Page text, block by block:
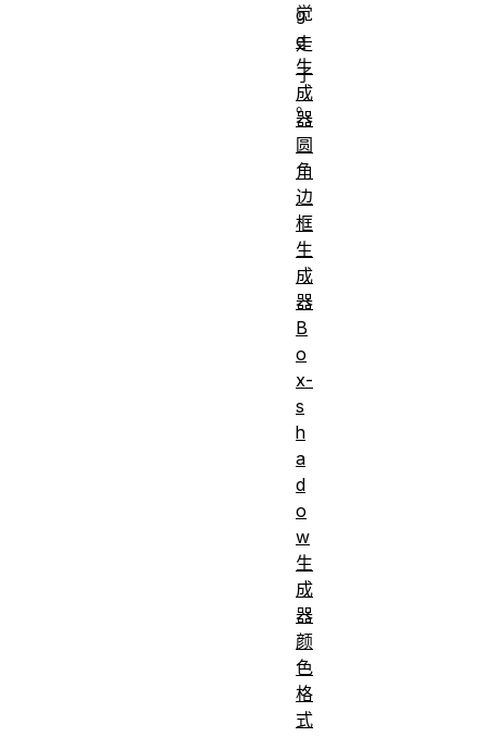
觉
走
了
。
g
e
生
成
器
圆
角
边
框
生
成
器
B
o
x-
s
h
a
d
o
w
生
成
器
颜
色
格
式